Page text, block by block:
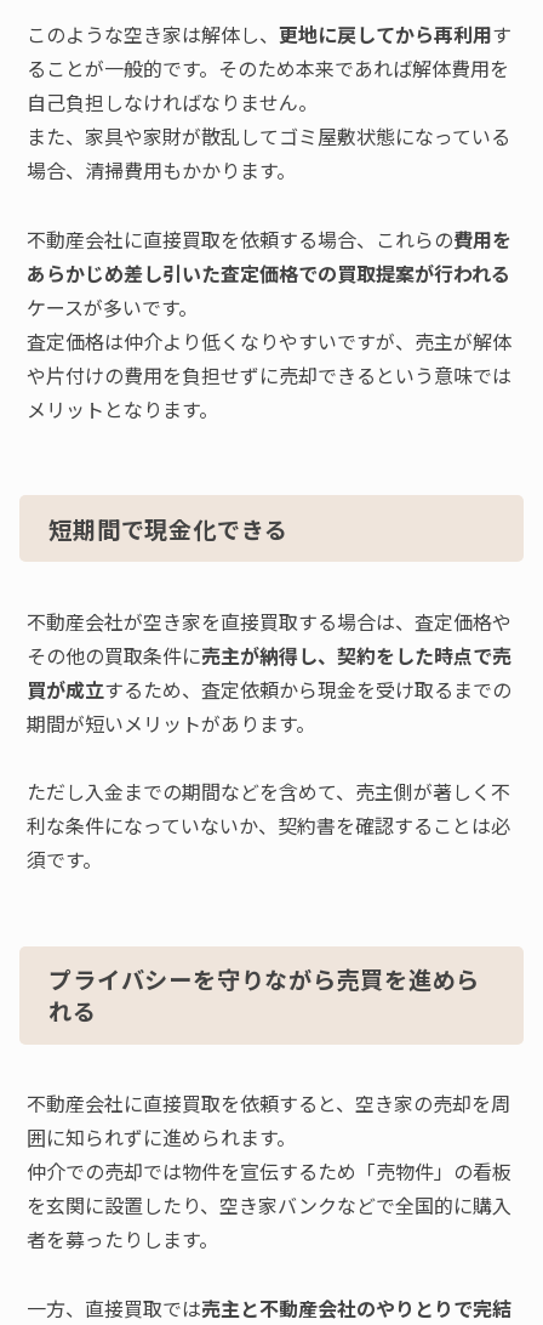
このような空き家は解体し、更地に戻してから再利用す
ることが一般的です。そのため本来であれば解体費用を
自己負担しなければなりません。
また、家具や家財が散乱してゴミ屋敷状態になっている
場合、清掃費用もかかります。
不動産会社に直接買取を依頼する場合、これらの費用を
あらかじめ差し引いた査定価格での買取提案が行われる
ケースが多いです。
査定価格は仲介より低くなりやすいですが、売主が解体
や片付けの費用を負担せずに売却できるという意味では
メリットとなります。
短期間で現金化できる
不動産会社が空き家を直接買取する場合は、査定価格や
その他の買取条件に売主が納得し、契約をした時点で売
買が成立するため、査定依頼から現金を受け取るまでの
期間が短いメリットがあります。
ただし入金までの期間などを含めて、売主側が著しく不
利な条件になっていないか、契約書を確認することは必
須です。
プライバシーを守りながら売買を進めら
れる
不動産会社に直接買取を依頼すると、空き家の売却を周
囲に知られずに進められます。
仲介での売却では物件を宣伝するため「売物件」の看板
を玄関に設置したり、空き家バンクなどで全国的に購入
者を募ったりします。
一方、直接買取では売主と不動産会社のやりとりで完結